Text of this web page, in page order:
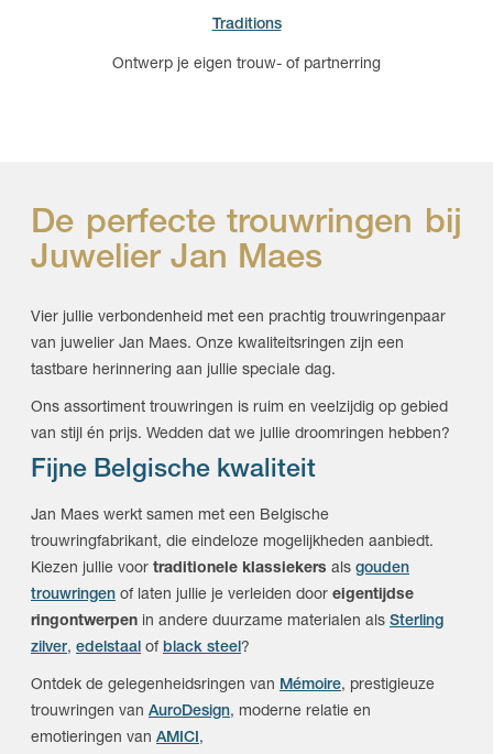
Traditions
Ontwerp je eigen trouw- of partnerring
De perfecte trouwringen bij
Juwelier Jan Maes
Vier jullie verbondenheid met een prachtig trouwringenpaar
van juwelier Jan Maes. Onze kwaliteitsringen zijn een
tastbare herinnering aan jullie speciale dag.
Ons assortiment trouwringen is ruim en veelzijdig op gebied
van stijl én prijs. Wedden dat we jullie droomringen hebben?
Fijne Belgische kwaliteit
Jan Maes werkt samen met een Belgische
trouwringfabrikant, die eindeloze mogelijkheden aanbiedt.
Kiezen jullie voor traditionele klassiekers als gouden
trouwringen of laten jullie je verleiden door eigentijdse
ringontwerpen in andere duurzame materialen als Sterling
zilver, edelstaal of black steel?
Ontdek de gelegenheidsringen van Mémoire, prestigieuze
trouwringen van AuroDesign, moderne relatie en
emotieringen van AMICI,